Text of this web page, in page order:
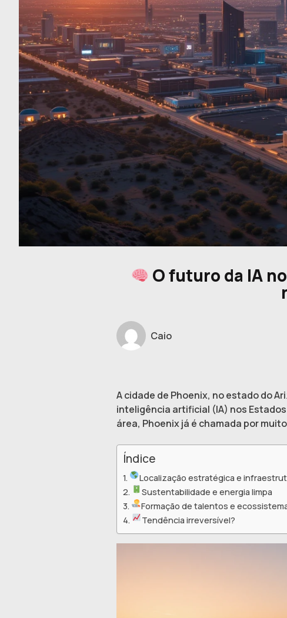
O futuro da IA
Caio
A cidade de Phoenix, no estado do
inteligência artificial (IA) nos
área, Phoenix já é chamada por
Índice
Localização estratégica e
Sustentabilidade e energia limpa
Formação de talentos e
Tendência irreversível?